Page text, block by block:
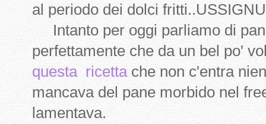
al periodo dei dolci
Intanto per oggi parliamo di
perfettamente che da un bel po'
questa ricettache non c'entra
mancava del pane morbido nel
lamentava.